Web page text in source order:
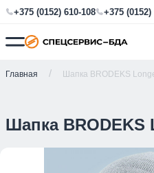
+375 (0152) 610-108 +375 (0152)
Главная Шапка BRODEKS
Шапка BRODEKS